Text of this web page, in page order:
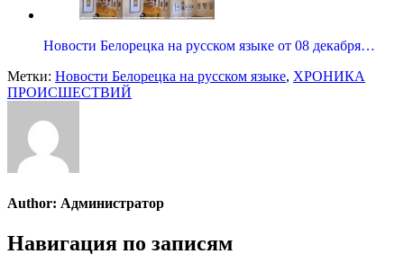
Новости Белорецка на русском языке от 08 декабря…
Метки: Новости Белорецка на русском языке, ХРОНИКА
ПРОИСШЕСТВИЙ
Author: Администратор
Навигация по записям